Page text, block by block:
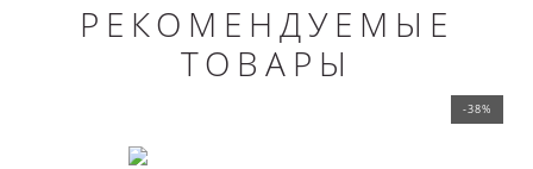
РЕКОМЕНДУЕМЫЕ
ТОВАРЫ
-38%